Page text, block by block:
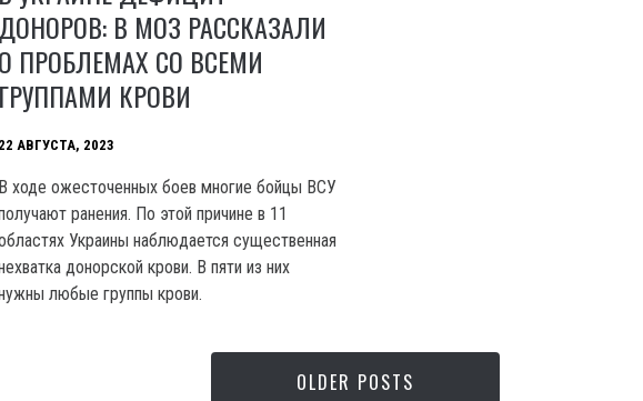
ДОНОРОВ: В МОЗ РАССКАЗАЛИ
О ПРОБЛЕМАХ СО ВСЕМИ
ГРУППАМИ КРОВИ
22 АВГУСТА, 2023
В ходе ожесточенных боев многие бойцы ВСУ
ранения. По этой причине в 11
Украины наблюдается существенная
донорской крови. В пяти из них
любые группы крови.
OLDER POSTS